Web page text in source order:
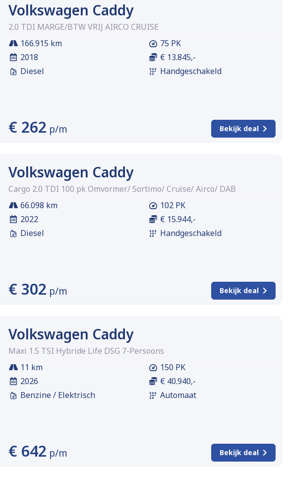
Volkswagen Caddy
2.0 TDI MARGE/BTW VRIJ AIRCO CRUISE
166.915 km
2018
Diesel
75 PK
€ 13.845,-
Handgeschakeld
€ 262 p/m Bekijk deal
Volkswagen Caddy
Cargo 2.0 TDI 100 pk Omvormer/ Sortimo/ Cruise/ Airco/ DAB
66.098 km
2022
Diesel
102 PK
€ 15.944,-
Handgeschakeld
€ 302 p/m Bekijk deal
Volkswagen Caddy
Maxi 1.5 TSI Hybride Life DSG 7-Persoons
11 km
2026
Benzine / Elektrisch
150 PK
€ 40.940,-
Automaat
€ 642 p/m Bekijk deal